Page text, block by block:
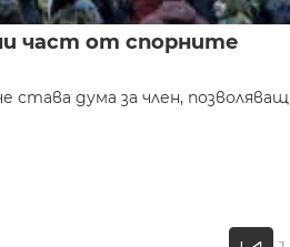
част от спорните
става дума за член, позволяващ